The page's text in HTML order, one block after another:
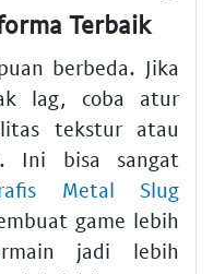
Terbaik
berbeda. Jika
lag, coba atur
tekstur atau
Ini bisa sangat
Metal Slug
game lebih
jadi lebih